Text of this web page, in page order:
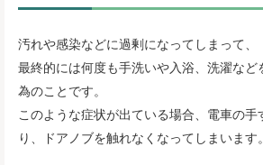
汚れや感染などに過剰になってしまって、
最終的には何度も手洗いや入浴、洗濯な
為のことです。
このような症状が出ている場合、電車の手
り、ドアノブを触れなくなってしまいます。